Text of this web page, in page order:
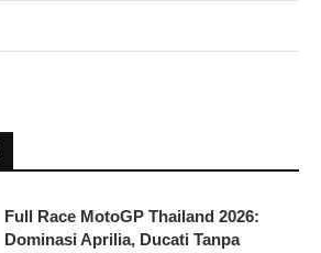
Full Race MotoGP Thailand 2026:
Dominasi Aprilia, Ducati Tanpa